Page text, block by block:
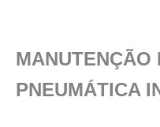
MANUTENÇÃO
PNEUMÁTICA